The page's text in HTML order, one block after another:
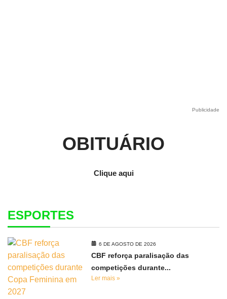
Publicidade
OBITUÁRIO
Clique aqui
ESPORTES
6 DE AGOSTO DE 2026
CBF reforça paralisação das
competições durante...
Ler mais »